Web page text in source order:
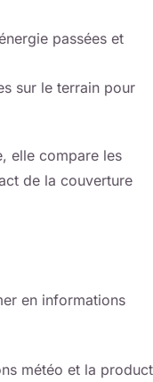
passées et
sur le terrain pour
elle compare les
de la couverture
en informations
météo et la